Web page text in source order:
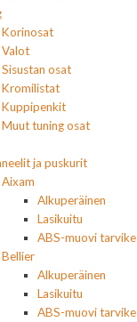
Korinosat
Valot
Sisustan osat
Kromilistat
Kuppipenkit
Muut tuning osat
ja puskurit
Aixam
Alkuperäinen
Lasikuitu
ABS-muovi tarvike
Bellier
Alkuperäinen
Lasikuitu
ABS-muovi tarvike